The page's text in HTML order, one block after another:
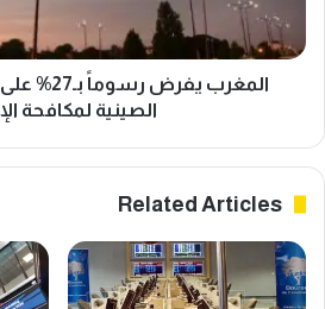
LED
الصينية
لمكافحة
الصينية لمكافحة
Related Articles